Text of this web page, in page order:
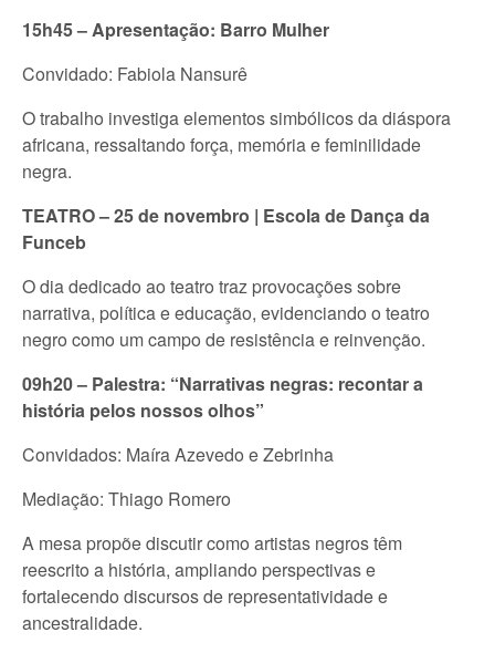
15h45 – Apresentação: Barro Mulher
Convidado: Fabiola Nansurê
O trabalho investiga elementos simbólicos da diáspora
africana, ressaltando força, memória e feminilidade
negra.
TEATRO – 25 de novembro | Escola de Dança da
Funceb
O dia dedicado ao teatro traz provocações sobre
narrativa, política e educação, evidenciando o teatro
negro como um campo de resistência e reinvenção.
09h20 – Palestra: “Narrativas negras: recontar a
história pelos nossos olhos”
Convidados: Maíra Azevedo e Zebrinha
Mediação: Thiago Romero
A mesa propõe discutir como artistas negros têm
reescrito a história, ampliando perspectivas e
fortalecendo discursos de representatividade e
ancestralidade.